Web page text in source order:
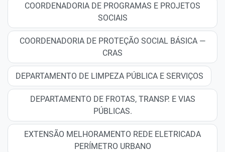
COORDENADORIA DE PROGRAMAS E PROJETOS
SOCIAIS
COORDENADORIA DE PROTEÇÃO SOCIAL BÁSICA —
CRAS
DEPARTAMENTO DE LIMPEZA PÚBLICA E SERVIÇOS
DEPARTAMENTO DE FROTAS, TRANSP. E VIAS
PÚBLICAS.
EXTENSÃO MELHORAMENTO REDE ELETRICADA
PERÍMETRO URBANO